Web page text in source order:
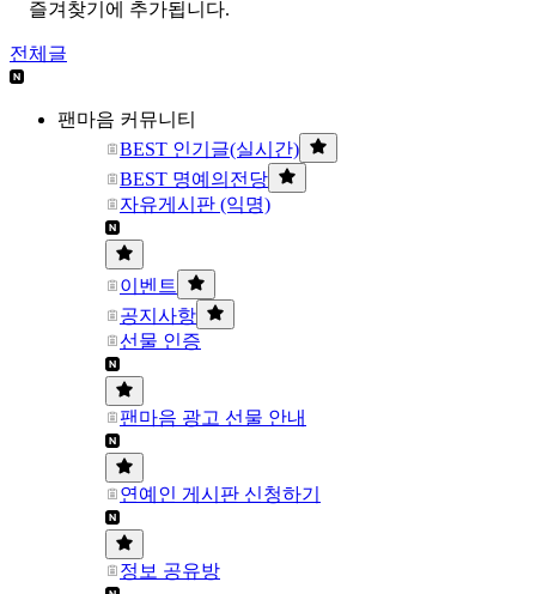
즐겨찾기에 추가됩니다.
전체글
팬마음 커뮤니티
BEST 인기글(실시간)
BEST 명예의전당
자유게시판 (익명)
이벤트
공지사항
선물 인증
팬마음 광고 선물 안내
연예인 게시판 신청하기
정보 공유방